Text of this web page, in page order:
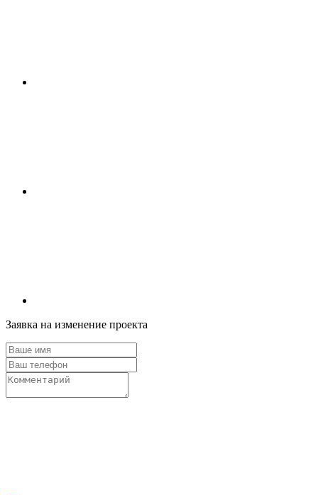
Заявка на изменение проекта